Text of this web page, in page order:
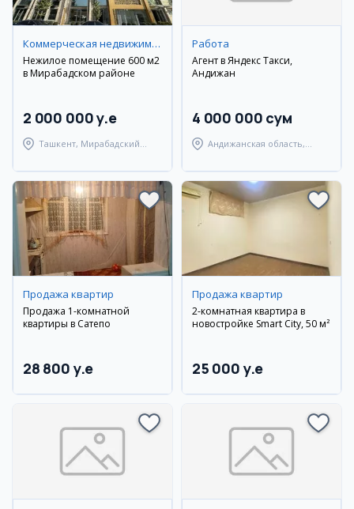
Коммерческая недвижимость
Нежилое помещение 600 м2
в Мирабадском районе
2 000 000 y.e
Ташкент, Мирабадский
Работа
Агент в Яндекс Такси,
Андижан
4 000 000 сум
Андижанская область,
Продажа квартир
Продажа 1-комнатной
квартиры в Сатепо
28 800 y.e
Продажа квартир
2-комнатная квартира в
новостройке Smart City, 50 м²
25 000 y.e